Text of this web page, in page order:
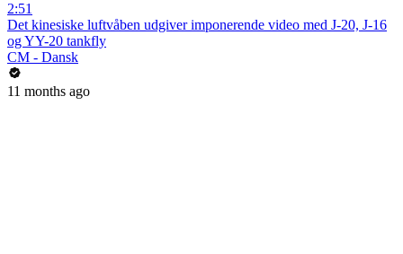
2:51
Det kinesiske luftvåben udgiver imponerende video med J-20, J-16
og YY-20 tankfly
CM - Dansk
11 months ago